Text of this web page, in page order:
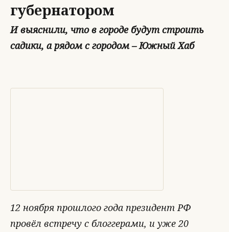
губернатором
И выяснили, что в городе будут строить
садики, а рядом с городом – Южный Хаб
12 ноября прошлого года президент РФ
провёл встречу с блоггерами, и уже 20